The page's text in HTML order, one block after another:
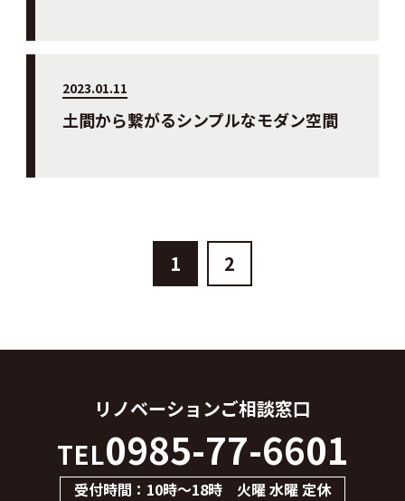
2023.01.11
土間から繋がるシンプルなモダン空間
1 2
リノベーションご相談窓口
TEL0985-77-6601
受付時間：10時～18時 火曜 水曜 定休